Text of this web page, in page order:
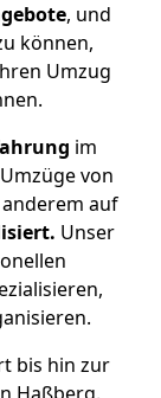
, und
können,
Umzug
im
von
auf
Unser
bis hin zur